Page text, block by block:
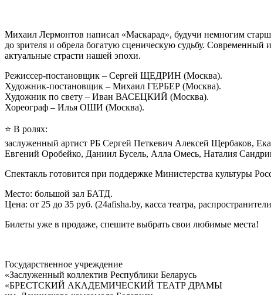
Михаил Лермонтов написал «Маскарад», будучи немногим
до зрителя и обрела богатую сценическую судьбу. Современный
актуальные страсти нашей эпохи.
Режиссер-постановщик – Сергей ЩЕДРИН (Москва).
Художник-постановщик – Михаил ГЕРБЕР (Москва).
Художник по свету – Иван ВАСЕЦКИЙ (Москва).
Хореограф – Илья ОШИ (Москва).
⭐️ В ролях:
заслуженный артист РБ Сергей Петкевич Алексей Щербаков,
Евгений Оробейко, Даниил Бусель, Алла Омесь, Наталия
Спектакль готовится при поддержке Министерства культуры
Место: большой зал БАТД.
Цена: от 25 до 35 руб. (24afisha.by, касса театра,
Билеты уже в продаже, спешите выбрать свои любимые места!
Государственное учреждение
«Заслуженный коллектив Республики Беларусь
«БРЕСТСКИЙ АКАДЕМИЧЕСКИЙ ТЕАТР ДРАМЫ